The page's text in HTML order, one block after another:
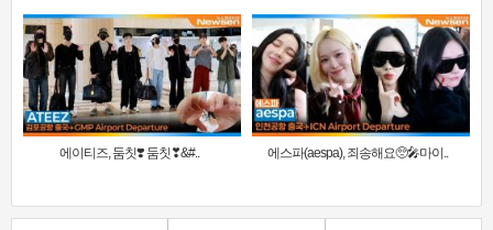
에이티즈, 둠칫❣️ 둠칫❣&#.. 에스파(aespa), 죄송해요🥺🎤마이..